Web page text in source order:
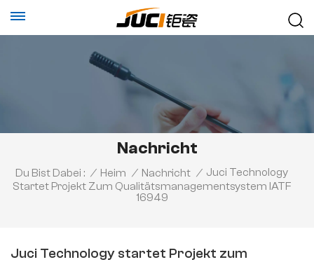
Nachricht
Du Bist Dabei : / Heim / Nachricht / Juci Technology
Startet Projekt Zum Qualitätsmanagementsystem IATF
16949
Juci Technology startet Projekt zum